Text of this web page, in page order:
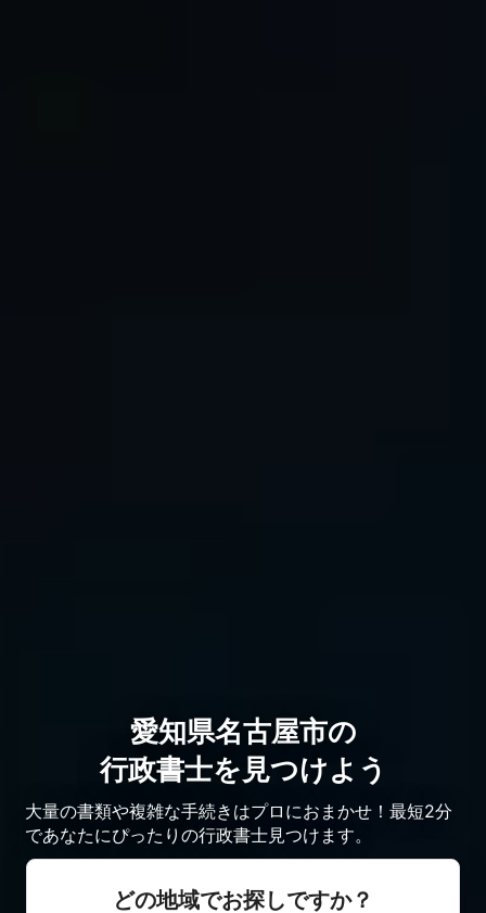
愛知県名古屋市の
行政書士を見つけよう
大量の書類や複雑な手続きはプロにおまかせ！最短2分
であなたにぴったりの行政書士見つけます。
どの地域でお探しですか？